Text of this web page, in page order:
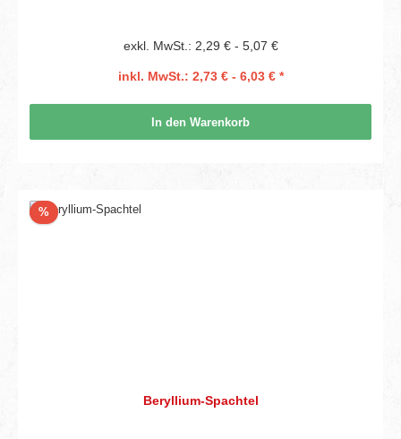
exkl. MwSt.: 2,29 € - 5,07 €
inkl. MwSt.: 2,73 € - 6,03 € *
In den Warenkorb
%Rabatt
Beryllium-Spachtel